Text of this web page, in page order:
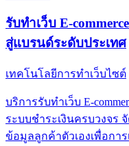
รับทำเว็บ E-
สู่แบรนด์ระดับประเทศ
เทคโนโลยีการทำเว็บไซต์
บริการรับทำเว็บ E-
ระบบชำระเงินครบวงจร
ข้อมูลลูกค้าตัวเองเพื่อกา